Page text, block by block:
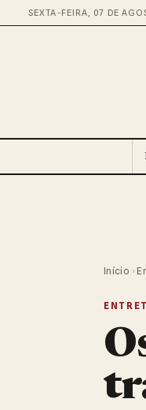
SEXTA-FEIRA, 07 DE
Início ›